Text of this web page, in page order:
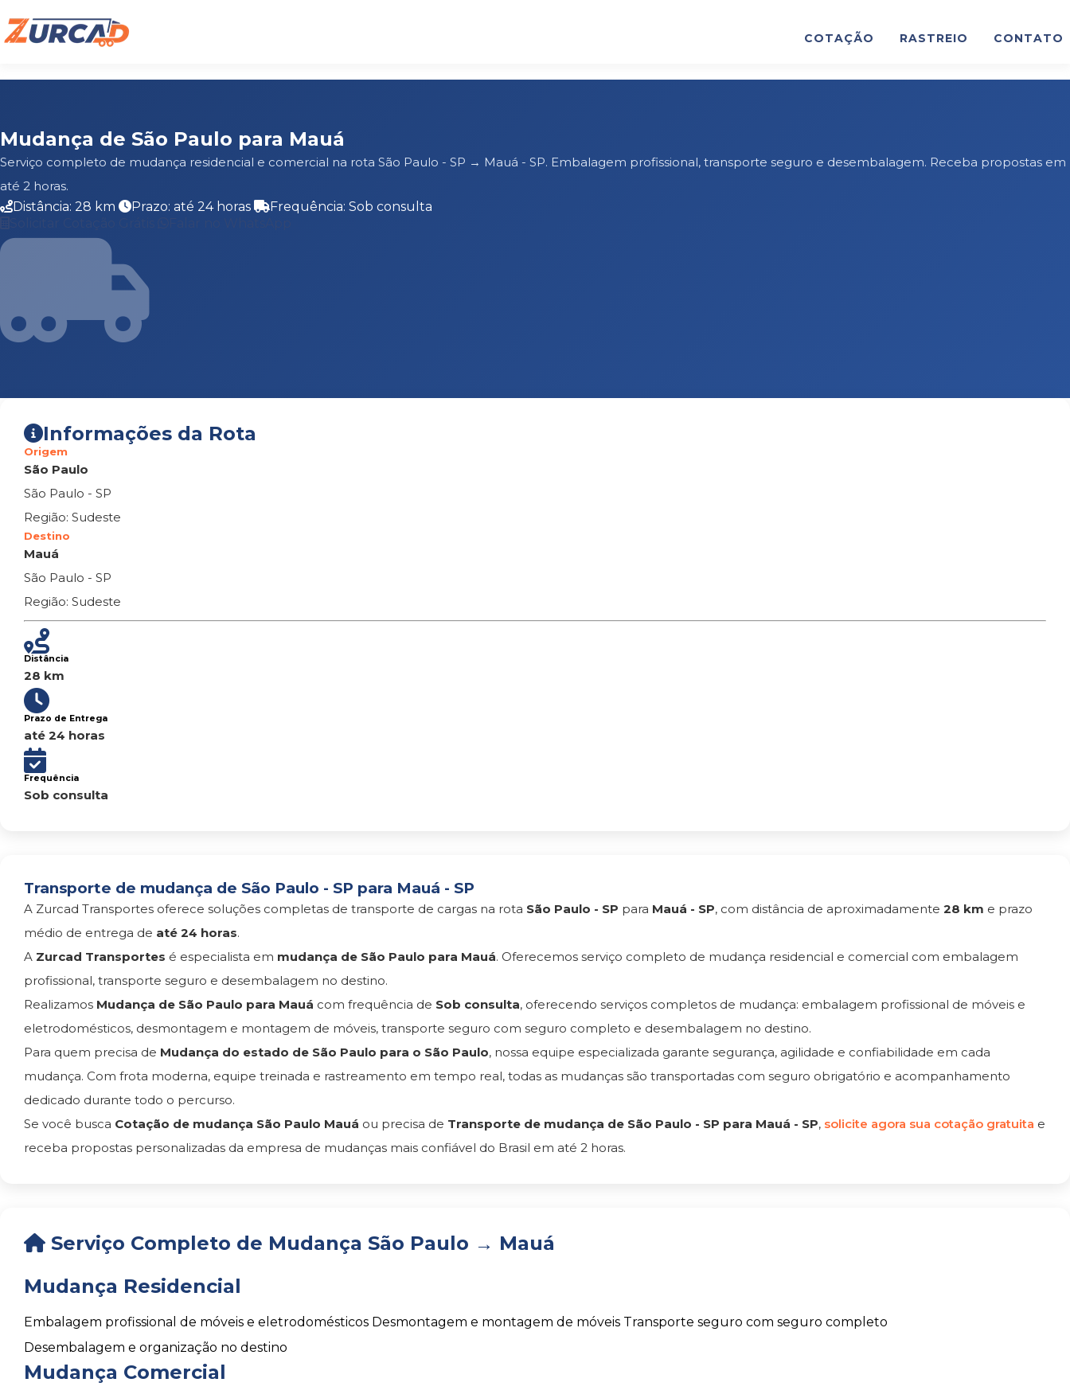
COTAÇÃO RASTREIO CONTATO
Mudança de São Paulo para Mauá
Serviço completo de mudança residencial e comercial na rota São Paulo - SP → Mauá - SP. Embalagem profissional, transporte seguro e desembalagem. Receba propostas em
até 2 horas.
Distância: 28 km
Prazo: até 24 horas
Frequência: Sob consulta
Informações da Rota
Origem
São Paulo
São Paulo - SP
Região: Sudeste
Destino
Mauá
São Paulo - SP
Região: Sudeste
Distância
28 km
Prazo de Entrega
até 24 horas
Frequência
Sob consulta
Transporte de mudança de São Paulo - SP para Mauá - SP
A Zurcad Transportes oferece soluções completas de transporte de cargas na rota São Paulo - SP para Mauá - SP, com distância de aproximadamente 28 km e prazo
médio de entrega de até 24 horas.
A Zurcad Transportes é especialista em mudança de São Paulo para Mauá. Oferecemos serviço completo de mudança residencial e comercial com embalagem
profissional, transporte seguro e desembalagem no destino.
Realizamos Mudança de São Paulo para Mauá com frequência de Sob consulta, oferecendo serviços completos de mudança: embalagem profissional de móveis e
eletrodomésticos, desmontagem e montagem de móveis, transporte seguro com seguro completo e desembalagem no destino.
Para quem precisa de Mudança do estado de São Paulo para o São Paulo, nossa equipe especializada garante segurança, agilidade e confiabilidade em cada
mudança. Com frota moderna, equipe treinada e rastreamento em tempo real, todas as mudanças são transportadas com seguro obrigatório e acompanhamento
dedicado durante todo o percurso.
Se você busca Cotação de mudança São Paulo Mauá ou precisa de Transporte de mudança de São Paulo - SP para Mauá - SP, solicite agora sua cotação gratuita e
receba propostas personalizadas da empresa de mudanças mais confiável do Brasil em até 2 horas.
Serviço Completo de Mudança São Paulo → Mauá
Mudança Residencial
Embalagem profissional de móveis e eletrodomésticos Desmontagem e montagem de móveis Transporte seguro com seguro completo
Desembalagem e organização no destino
Mudança Comercial